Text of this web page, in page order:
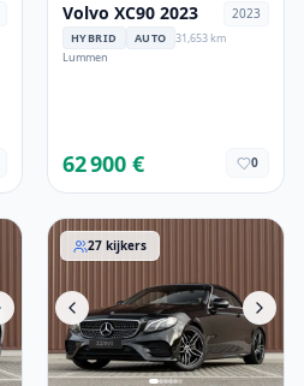
Volvo XC90 2023 2023
HYBRID AUTO
31,653 km
Lummen
62 900 € 0
Mercedes-Benz E 200 2019
27 kijkers